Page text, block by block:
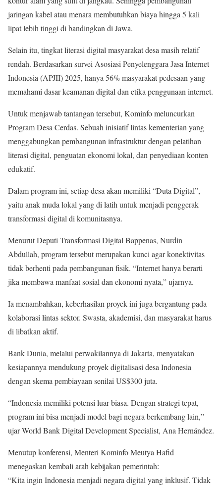
jaringan kabel atau menara membutuhkan biaya hingga 5 kali
lipat lebih tinggi di bandingkan di Jawa.
Selain itu, tingkat literasi digital masyarakat desa masih relatif
rendah. Berdasarkan survei Asosiasi Penyelenggara Jasa Internet
Indonesia (APJII) 2025, hanya 56% masyarakat pedesaan yang
memahami dasar keamanan digital dan etika penggunaan internet.
Untuk menjawab tantangan tersebut, Kominfo meluncurkan
Program Desa Cerdas. Sebuah inisiatif lintas kementerian yang
menggabungkan pembangunan infrastruktur dengan pelatihan
literasi digital, penguatan ekonomi lokal, dan penyediaan konten
edukatif.
Dalam program ini, setiap desa akan memiliki “Duta Digital”,
yaitu anak muda lokal yang di latih untuk menjadi penggerak
transformasi digital di komunitasnya.
Menurut Deputi Transformasi Digital Bappenas, Nurdin
Abdullah, program tersebut merupakan kunci agar konektivitas
tidak berhenti pada pembangunan fisik. “Internet hanya berarti
jika membawa manfaat sosial dan ekonomi nyata,” ujarnya.
Ia menambahkan, keberhasilan proyek ini juga bergantung pada
kolaborasi lintas sektor. Swasta, akademisi, dan masyarakat harus
di libatkan aktif.
Bank Dunia, melalui perwakilannya di Jakarta, menyatakan
kesiapannya mendukung proyek digitalisasi desa Indonesia
dengan skema pembiayaan senilai US$300 juta.
“Indonesia memiliki potensi luar biasa. Dengan strategi tepat,
program ini bisa menjadi model bagi negara berkembang lain,”
ujar World Bank Digital Development Specialist, Ana Hernández.
Menutup konferensi, Menteri Kominfo Meutya Hafid
menegaskan kembali arah kebijakan pemerintah:
“Kita ingin Indonesia menjadi negara digital yang inklusif. Tidak